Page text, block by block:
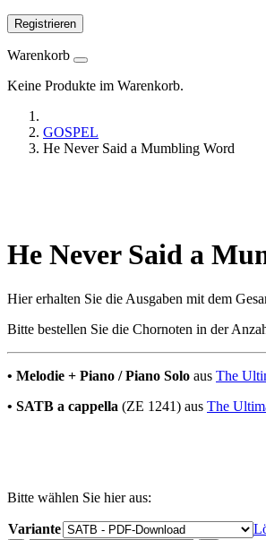
Registrieren
Warenkorb
Keine Produkte im Warenkorb.
GOSPEL
He Never Said a Mumbling Word
He Never Said a
Hier erhalten Sie die Ausgaben mit dem
Bitte bestellen Sie die Chornoten in der
• Melodie + Piano / Piano Solo aus The
• SATB a cappella (ZE 1241) aus The
Bitte wählen Sie hier aus:
Variante